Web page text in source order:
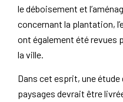
le déboisement et
concernant la plantation,
ont également été revues
la ville.
Dans cet esprit, une
paysages devrait être